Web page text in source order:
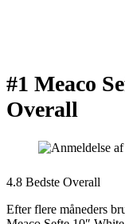
#1 Meaco
Overall
4.8 Bedste Overall
Efter flere måneders